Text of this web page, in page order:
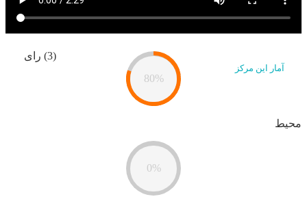
آمار این مرکز
(3) رای
80%
محیط
0%